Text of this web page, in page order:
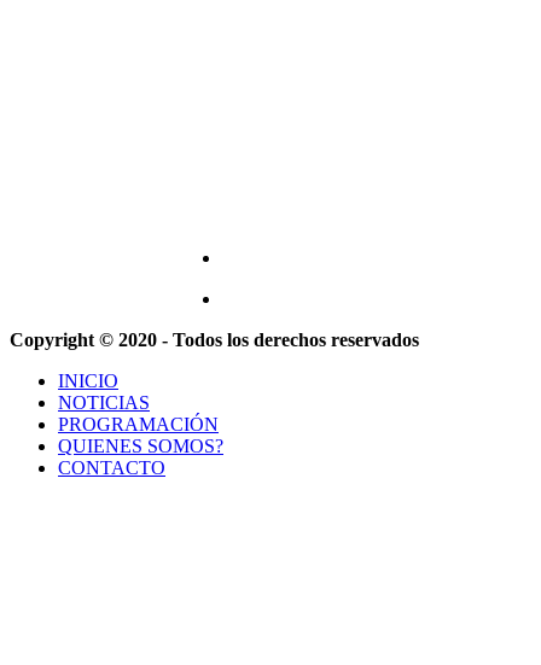
Copyright © 2020 - Todos los derechos reservados
INICIO
NOTICIAS
PROGRAMACIÓN
QUIENES SOMOS?
CONTACTO